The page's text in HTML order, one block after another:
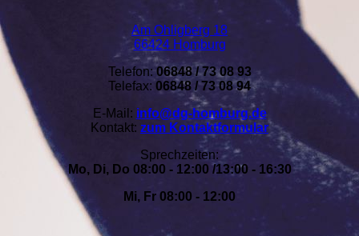
Am Ohligberg 18
66424 Homburg
Telefon: 06848 / 73 08 93
Telefax: 06848 / 73 08 94
E-Mail: info@dg-homburg.de
Kontakt: zum Kontaktformular
Sprechzeiten:
Mo, Di, Do 08:00 - 12:00 /13:00 - 16:30
Mi, Fr 08:00 - 12:00